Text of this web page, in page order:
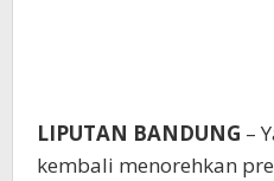
LIPUTAN BANDUNG –
kembali menorehkan